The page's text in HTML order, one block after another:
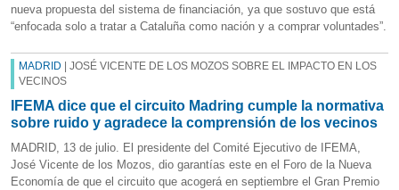
nueva propuesta del sistema de financiación, ya que sostuvo que está
“enfocada solo a tratar a Cataluña como nación y a comprar voluntades”.
MADRID | JOSÉ VICENTE DE LOS MOZOS SOBRE EL IMPACTO EN LOS
VECINOS
IFEMA dice que el circuito Madring cumple la normativa
sobre ruido y agradece la comprensión de los vecinos
MADRID, 13 de julio. El presidente del Comité Ejecutivo de IFEMA,
José Vicente de los Mozos, dio garantías este en el Foro de la Nueva
Economía de que el circuito que acogerá en septiembre el Gran Premio